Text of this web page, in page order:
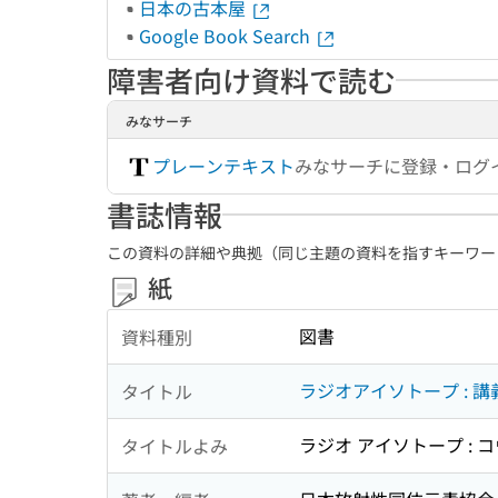
日本の古本屋
Google Book Search
障害者向け資料で読む
みなサーチ
プレーンテキストみなサーチに登録・ロ
書誌情報
この資料の詳細や典拠（同じ主題の資料を指すキーワ
紙
資料種別 図書
タイトル ラジオアイソトープ : 講
タイトルよみ ラジオ アイソトープ :